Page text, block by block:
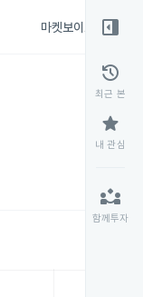
마켓보이스
right_panel_open
history
최근 본
star
내 관심
partner_exchange
함께투자